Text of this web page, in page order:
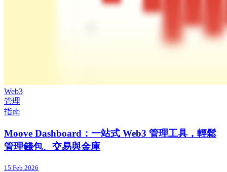
Web3
管理
指南
Moove Dashboard：一站式 Web3 管理工具，輕鬆
管理錢包、交易與金庫
15 Feb 2026